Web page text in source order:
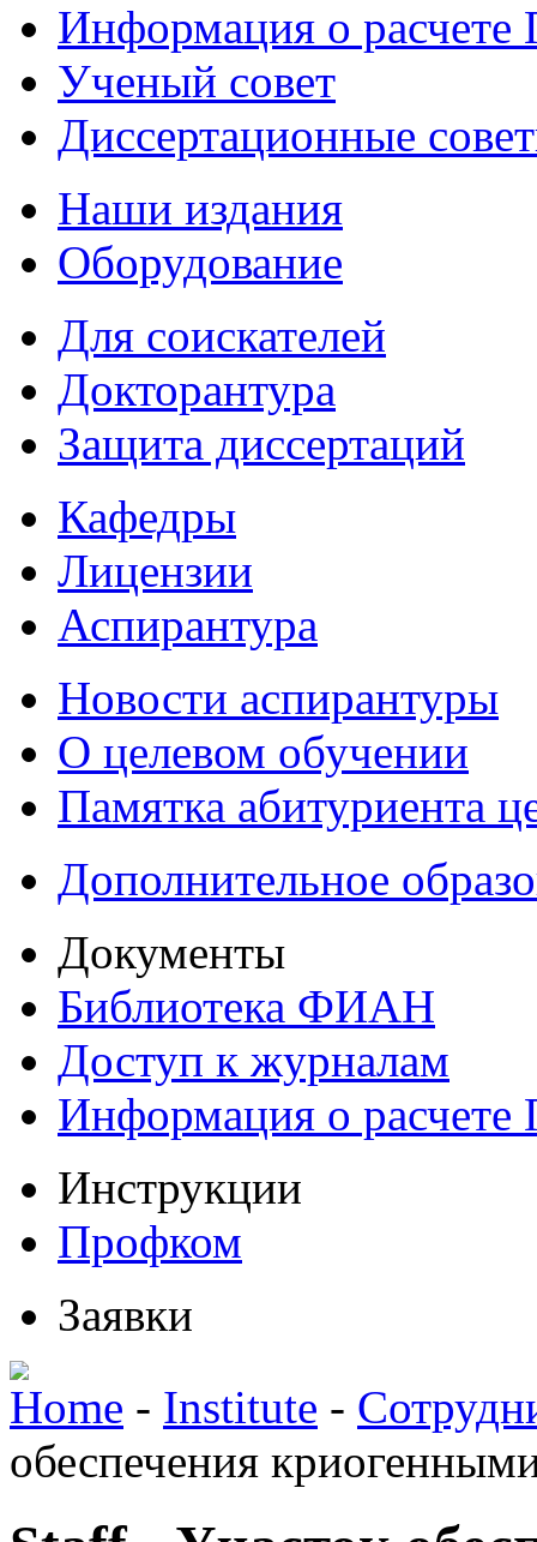
Информация о
Ученый совет
Диссертационные
Наши издания
Оборудование
Для соискателей
Докторантура
Защита диссертаций
Кафедры
Лицензии
Аспирантура
Новости аспирантуры
О целевом обучении
Памятка абитуриента
Дополнительное
Документы
Библиотека ФИАН
Доступ к журналам
Информация о
Инструкции
Профком
Заявки
Home - Institute -
обеспечения